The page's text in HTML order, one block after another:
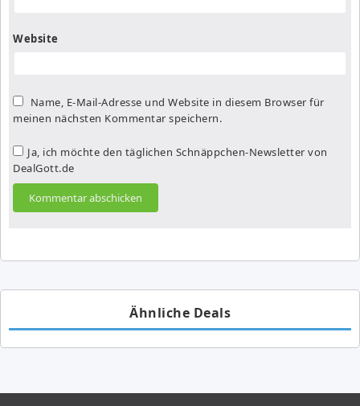
Website
Name, E-Mail-Adresse und Website in diesem Browser für
meinen nächsten Kommentar speichern.
Ja, ich möchte den täglichen Schnäppchen-Newsletter von
DealGott.de
Ähnliche Deals